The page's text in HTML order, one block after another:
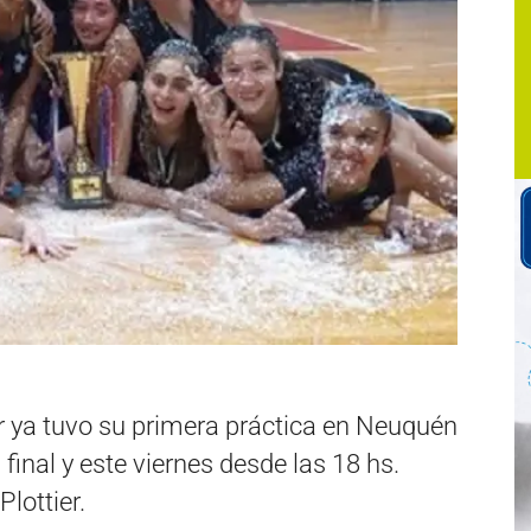
tuvo su primera práctica en Neuquén
y este viernes desde las 18 hs.